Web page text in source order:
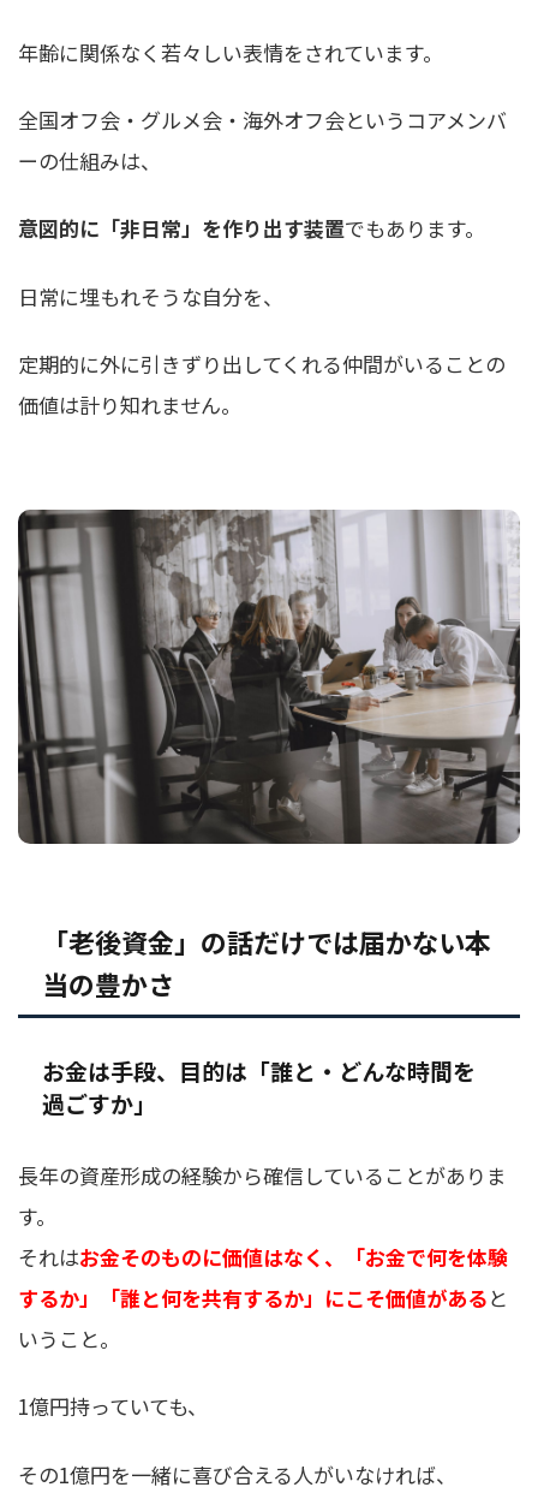
年齢に関係なく若々しい表情をされています。
全国オフ会・グルメ会・海外オフ会というコアメンバ
ーの仕組みは、
意図的に「非日常」を作り出す装置でもあります。
日常に埋もれそうな自分を、
定期的に外に引きずり出してくれる仲間がいることの
価値は計り知れません。
「老後資金」の話だけでは届かない本
当の豊かさ
お金は手段、目的は「誰と・どんな時間を
過ごすか」
長年の資産形成の経験から確信していることがありま
す。
それはお金そのものに価値はなく、「お金で何を体験
するか」「誰と何を共有するか」にこそ価値があると
いうこと。
1億円持っていても、
その1億円を一緒に喜び合える人がいなければ、